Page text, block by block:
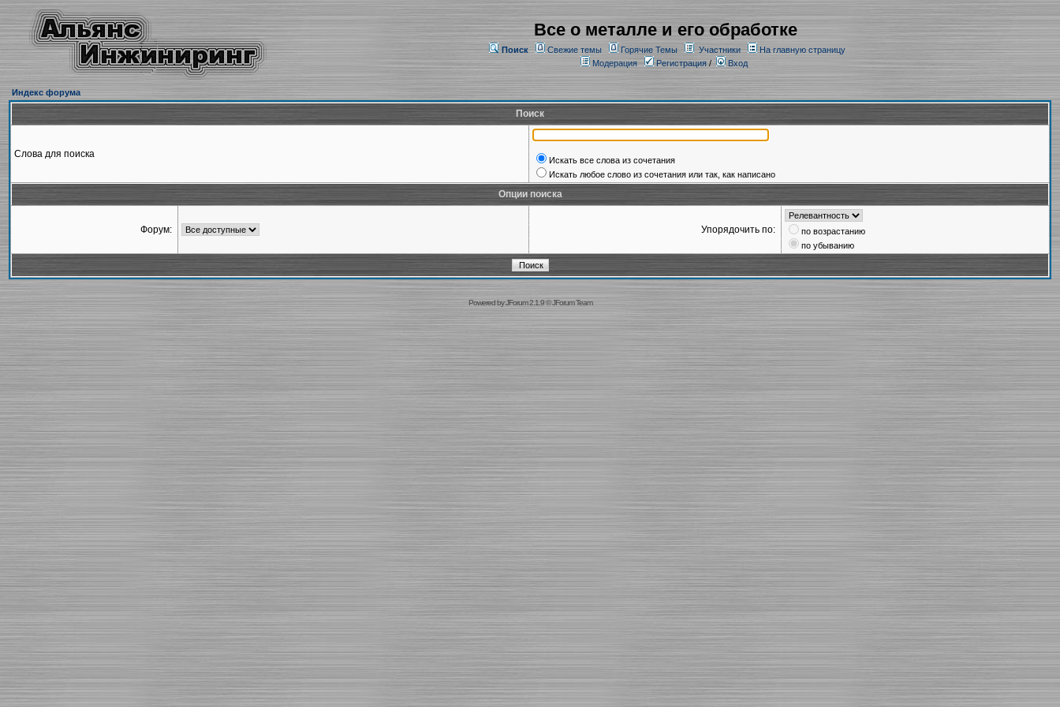
Все о металле и его обработке
Поиск Свежие темы Горячие Темы Участники
На главную страницу
Модерация
Регистрация/ Вход
Индекс форума
Поиск
Слова для поиска
Искать все слова из сочетания
Искать любое слово из сочетания или так, как написано
Опции поиска
Форум: Упорядочить по:
по возрастанию
по убыванию
Powered byJForum 2.1.9©JForum Team